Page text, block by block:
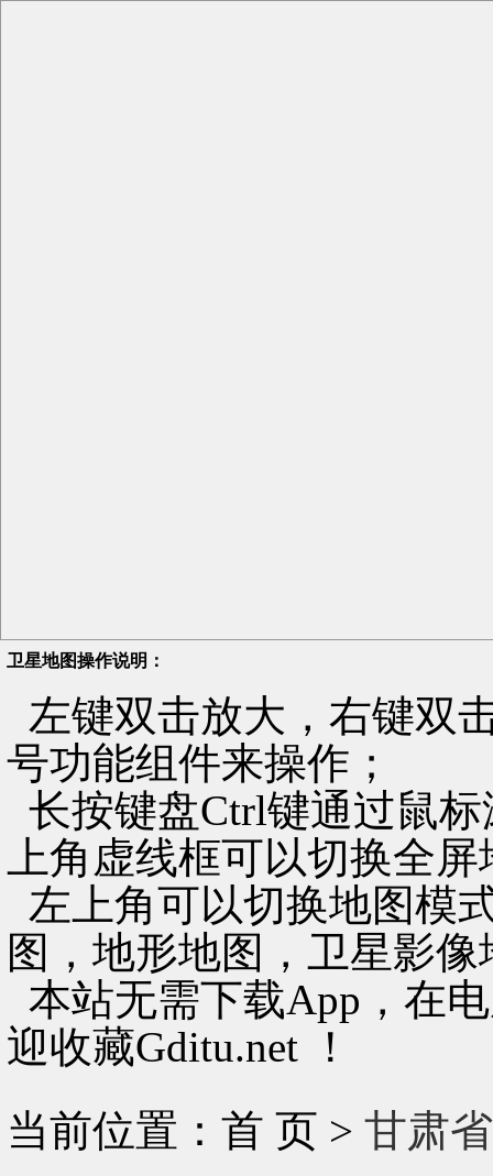
卫星地图操作说明：
左键双击放大，右键双
号功能组件来操作；
长按键盘Ctrl键通过鼠
上角虚线框可以切换全
左上角可以切换地图模
图，地形地图，卫星影像
本站无需下载App，在
迎收藏Gditu.net ！
当前位置：首 页 > 甘肃